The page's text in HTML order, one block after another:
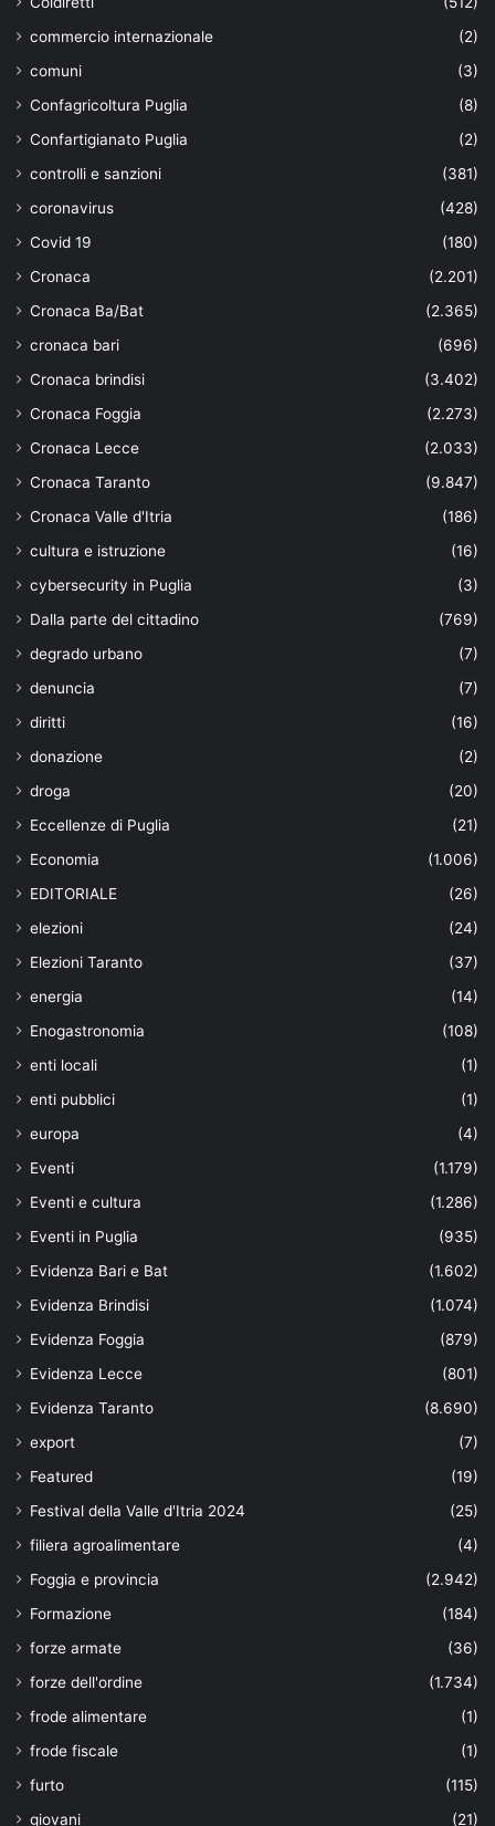
commercio internazionale
(2)
comuni
(3)
Confagricoltura Puglia
(8)
Confartigianato Puglia
(2)
controlli e sanzioni
(381)
coronavirus
(428)
Covid 19
(180)
Cronaca
(2.201)
Cronaca Ba/Bat
(2.365)
cronaca bari
(696)
Cronaca brindisi
(3.402)
Cronaca Foggia
(2.273)
Cronaca Lecce
(2.033)
Cronaca Taranto
(9.847)
Cronaca Valle d'Itria
(186)
cultura e istruzione
(16)
cybersecurity in Puglia
(3)
Dalla parte del cittadino
(769)
degrado urbano
(7)
denuncia
(7)
diritti
(16)
donazione
(2)
droga
(20)
Eccellenze di Puglia
(21)
Economia
(1.006)
EDITORIALE
(26)
elezioni
(24)
Elezioni Taranto
(37)
energia
(14)
Enogastronomia
(108)
enti locali
(1)
enti pubblici
(1)
europa
(4)
Eventi
(1.179)
Eventi e cultura
(1.286)
Eventi in Puglia
(935)
Evidenza Bari e Bat
(1.602)
Evidenza Brindisi
(1.074)
Evidenza Foggia
(879)
Evidenza Lecce
(801)
Evidenza Taranto
(8.690)
export
(7)
Featured
(19)
Festival della Valle d'Itria 2024
(25)
filiera agroalimentare
(4)
Foggia e provincia
(2.942)
Formazione
(184)
forze armate
(36)
forze dell'ordine
(1.734)
frode alimentare
(1)
frode fiscale
(1)
furto
(115)
giovani
(21)